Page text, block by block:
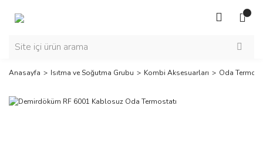
Anasayfa Isıtma ve Soğutma Grubu Kombi Aksesuarları Oda